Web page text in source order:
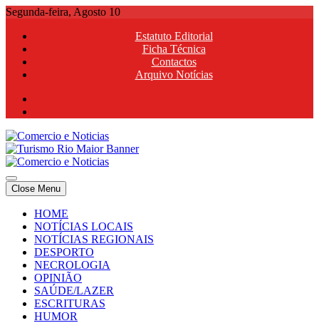
Skip
content
Segunda-feira, Agosto 10
Estatuto Editorial
Ficha Técnica
Contactos
Arquivo Notícias
Comercio e Noticias
Notícias e Publicidade Online
Comercio e Noticias
Notícias e Publicidade Online
Close Menu
HOME
NOTÍCIAS LOCAIS
NOTÍCIAS REGIONAIS
DESPORTO
NECROLOGIA
OPINIÃO
SAÚDE/LAZER
ESCRITURAS
HUMOR